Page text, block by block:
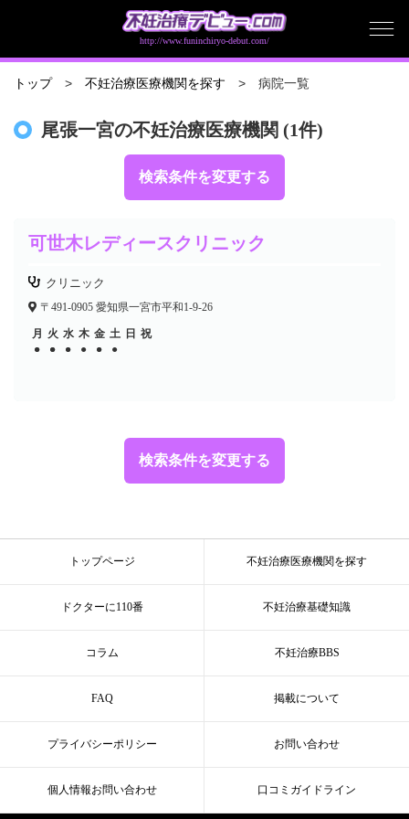
http://www.funinchiryo-debut.com/
トップ 不妊治療医療機関を探す 病院一覧
検索条件を変更する
尾張一宮の不妊治療医療機関 (1件)
検索条件を変更する
可世木レディースクリニック
クリニック
〒491-0905 愛知県一宮市平和1-9-26
月 火 水 木 金 土 日 祝
●
● ● ● ● ●
● ● ● ●
トップページ 不妊治療医療機関を探す
ドクターに110番 不妊治療基礎知識
コラム 不妊治療BBS
FAQ 掲載について
プライバシーポリシー お問い合わせ
個人情報お問い合わせ 口コミガイドライン